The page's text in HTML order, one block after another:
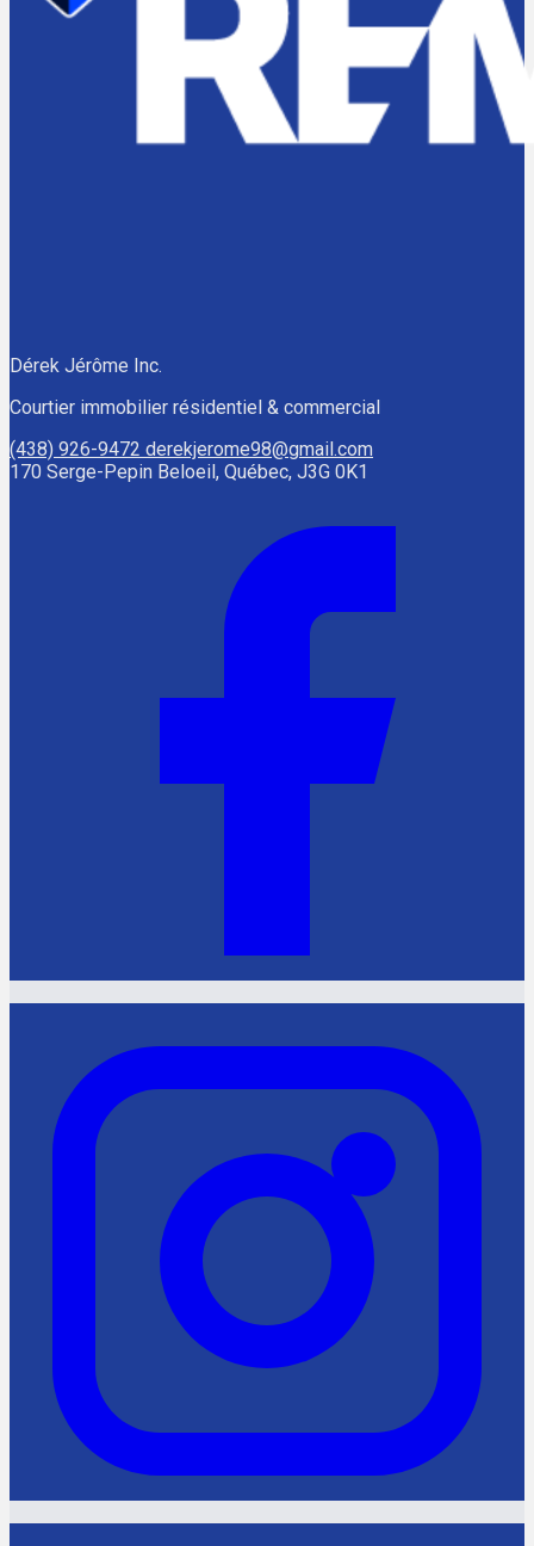
Dérek Jérôme Inc.
Courtier immobilier résidentiel & commercial
(438) 926-9472 derekjerome98@gmail.com
170 Serge-Pepin Beloeil, Québec, J3G 0K1